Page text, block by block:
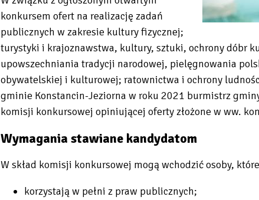
konkursem ofert na realizację zadań
publicznych w zakresie kultury fizycznej;
turystyki i krajoznawstwa, kultury, sztuki, ochrony dóbr
upowszechniania tradycji narodowej, pielęgnowania
obywatelskiej i kulturowej; ratownictwa i ochrony
gminie Konstancin-Jeziorna w roku 2021 burmistrz
komisji konkursowej opiniującej oferty złożone w ww.
Wymagania stawiane kandydatom
W skład komisji konkursowej mogą wchodzić osoby,
korzystają w pełni z praw publicznych;